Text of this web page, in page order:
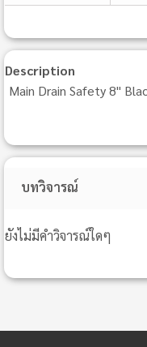
Description
Main Drain Safety 8"
บทวิจารณ์
ยังไม่มีคำวิจารณ์ใดๆ